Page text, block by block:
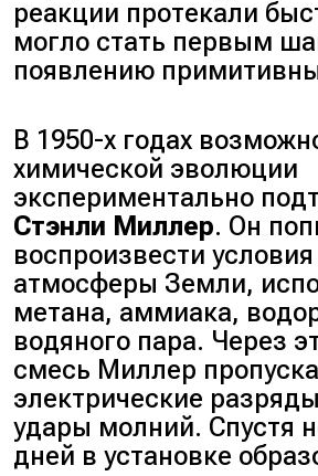
реакции протекали
могло стать первым
появлению
В 1950-х годах
химической эволюции
экспериментально
Стэнли Миллер. Он
воспроизвести
атмосферы Земли,
метана, аммиака,
водяного пара. Через
смесь Миллер
электрические
удары молний. Спустя
дней в установке